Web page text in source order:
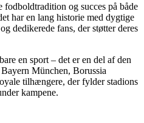
og succes på både
har en lang historie med dygtige
dedikerede fans, der støtter deres
en sport – det er en del af den
München, Borussia
tilhængere, der fylder stadions
kampene.